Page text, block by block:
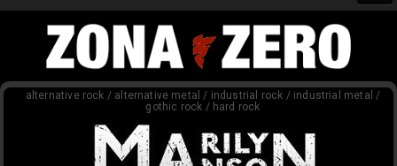
CONTENIDO
FEEEDBACK
alternative rock / alternative metal / industrial rock / industrial metal /
gothic rock / hard rock